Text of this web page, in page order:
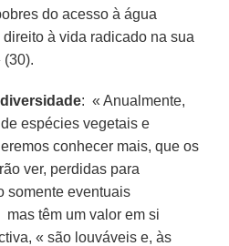
do acesso à água
à vida radicado na sua
: « Anualmente,
espécies vegetais e
conhecer mais, que os
ver, perdidas para
somente eventuais
têm um valor em si
« são louváveis e, às